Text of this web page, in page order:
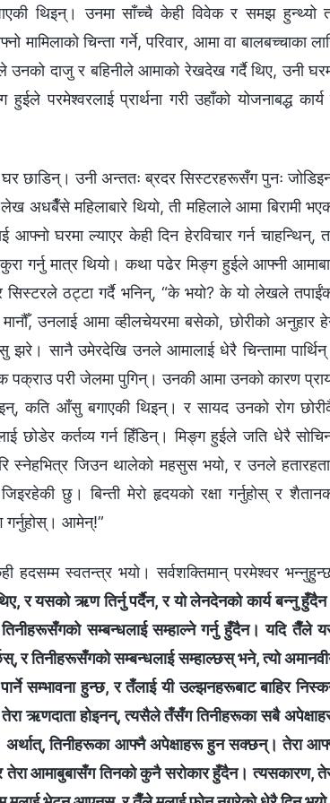
थिइन्। उनमा साँच्चै केही विवेक र समझ हुन्थ्यो
चिन्ता गर्ने, परिवार, आमा वा बालबच्चाका
दाजु र बहिनीले आमाको रेखदेख गर्दै थिए, उनी
परमेश्‍वरलाई प्रार्थना गरी उहाँको योजनाबद्ध कार्य
घर छाडिन्। उनी अन्ततः ब्रदर सिस्टरहरूसँग पुनः
अधबैँसे महिलाबारे थियो, ती महिलाले आमा बिरामी
घरमा ल्याएर केही दिन हेरविचार गर्न चाहन्थिन्,
गर्नु मात्र थियो। कथा पढेर मिङ्ग हुईले आफ्नी
ठट्टा गर्दै भनिन्, “के भयो? के यो लेखले
उनलाई आमा व्हीलचेयरमा बसेको, छोरीको अनुहार
सानै उमेरदेखि उनले आमालाई धेरै चिन्तामा
पक्राउ परी जेलमा पुगिन्। उनकी आमा उनको कारण
कति आँसु बगाएकी थिइन्। र सायद उनको रोग
छोडेर कर्तव्य गर्न हिँडिन्। मिङ्ग हुईले जति धेरै
जिउन थालेको महसुस भयो, र उनले
छु। बिन्ती मेरो हृदयको रक्षा गर्नुहोस् र
गर्नुहोस्। आमेन्!”
स्वतन्त्र भयो। सर्वशक्तिमान्‌ परमेश्‍वर
र यसको ऋण तिर्नु पर्दैन, र यो लेनदेनको कार्य बन्‍नु
सम्‍बन्धलाई सम्हाल्ने गर्नु हुँदैन। यदि तैँले
र तिनीहरूसँगको सम्‍बन्धलाई सम्हाल्छस् भने, त्यो
सम्‍भावना हुन्छ, र तँलाई यी उल्झनहरूबाट बाहिर
ऋणदाता होइनन्, त्यसैले तँसँग तिनीहरूका सबै
अर्थात्, तिनीहरूका आफ्नै अपेक्षाहरू हुन सक्छन्। तेरा
र तेरा आमाबुबासँग तिनको कुनै सरोकार हुँदैन। त्यसकारण,